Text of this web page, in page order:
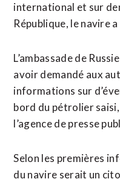
international ​et sur
République, le navire
L’ambassade de
avoir demandé aux
informations sur
bord du pétrolier
l’agence de presse
Selon les premières
du navire serait un